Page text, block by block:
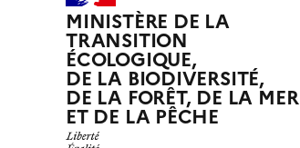
MINISTÈRE DE LA
TRANSITION
ÉCOLOGIQUE,
DE LA BIODIVERSITÉ,
DE LA FORÊT, DE LA MER
ET DE LA PÊCHE